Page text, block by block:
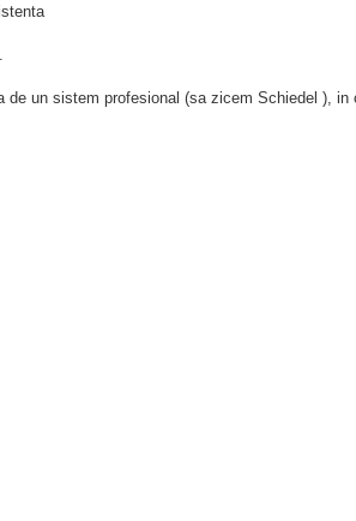
un sistem profesional (sa zicem Schiedel ), in